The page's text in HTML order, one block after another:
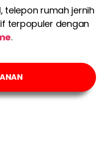
telepon rumah jernih
terpopuler dengan
.